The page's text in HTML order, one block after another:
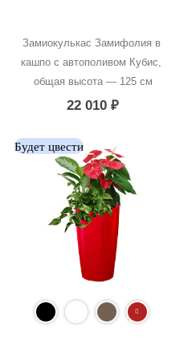
Замиокулькас Замифолия в
кашпо с автополивом Кубис,
общая высота — 125 см
22 010₽
Будет цвести